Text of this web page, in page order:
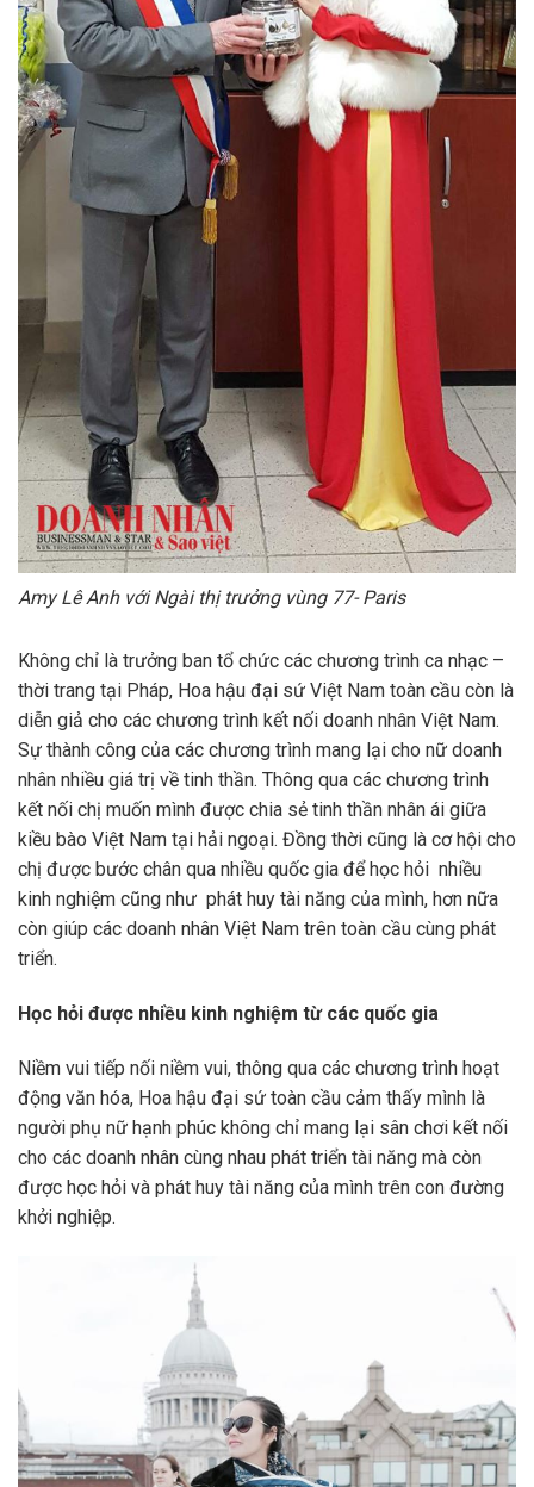
Amy Lê Anh với Ngài thị trưởng vùng 77- Paris
Không chỉ là trưởng ban tổ chức các chương trình ca nhạc –
thời trang tại Pháp, Hoa hậu đại sứ Việt Nam toàn cầu còn là
diễn giả cho các chương trình kết nối doanh nhân Việt Nam.
Sự thành công của các chương trình mang lại cho nữ doanh
nhân nhiều giá trị về tinh thần. Thông qua các chương trình
kết nối chị muốn mình được chia sẻ tinh thần nhân ái giữa
kiều bào Việt Nam tại hải ngoại. Đồng thời cũng là cơ hội cho
chị được bước chân qua nhiều quốc gia để học hỏi nhiều
kinh nghiệm cũng như phát huy tài năng của mình, hơn nữa
còn giúp các doanh nhân Việt Nam trên toàn cầu cùng phát
triển.
Học hỏi được nhiều kinh nghiệm từ các quốc gia
Niềm vui tiếp nối niềm vui, thông qua các chương trình hoạt
động văn hóa, Hoa hậu đại sứ toàn cầu cảm thấy mình là
người phụ nữ hạnh phúc không chỉ mang lại sân chơi kết nối
cho các doanh nhân cùng nhau phát triển tài năng mà còn
được học hỏi và phát huy tài năng của mình trên con đường
khởi nghiệp.